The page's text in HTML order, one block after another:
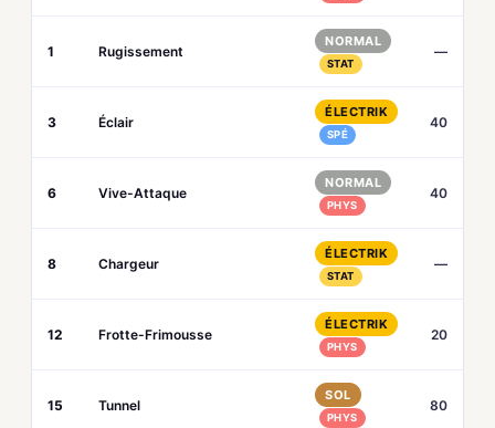
1 Rugissement
NORMAL
STAT
—
3 Éclair
ÉLECTRIK
SPÉ
40
6 Vive-Attaque
NORMAL
PHYS
40
8 Chargeur
ÉLECTRIK
STAT
—
12 Frotte-Frimousse
ÉLECTRIK
PHYS
20
15 Tunnel
SOL
PHYS
80